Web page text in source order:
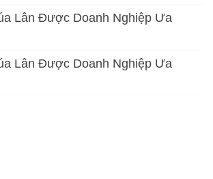
Lân Được Doanh Nghiệp Ưa
Lân Được Doanh Nghiệp Ưa